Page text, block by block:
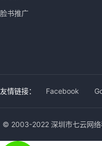
脸书推广
友情链接： Facebook
© 2003-2022 深圳市七云网络